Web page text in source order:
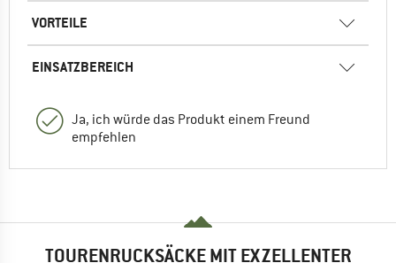
VORTEILE
EINSATZBEREICH
Ja, ich würde das Produkt einem Freund
empfehlen
TOURENRUCKSÄCKE MIT EXZELLENTER